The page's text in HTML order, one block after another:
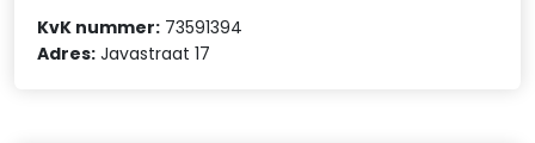
KvK nummer: 73591394
Adres: Javastraat 17